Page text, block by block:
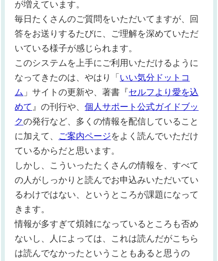
が増えています。
毎日たくさんのご質問をいただいてますが、回
答をお送りするたびに、ご理解を深めていただ
いている様子が感じられます。
このシステムを上手にご利用いただけるように
なってきたのは、やはり「 いい気分ドットコ
ム 」サイトの更新や、著書『セルフより愛を込
めて 』の刊行や、個人サポート公式ガイドブッ
クの発行など、多くの情報を配信していること
に加えて、 ご案内ページをよく読んでいただけ
ているからだと思います。
しかし、こういったたくさんの情報を、すべて
の人がしっかりと読んでお申込みいただいてい
るわけではない、というところが課題になって
きます。
情報が多すぎて煩雑になっているところも否め
ないし、人によっては、これは読んだがこちら
は読んでなかったということもあると思うの